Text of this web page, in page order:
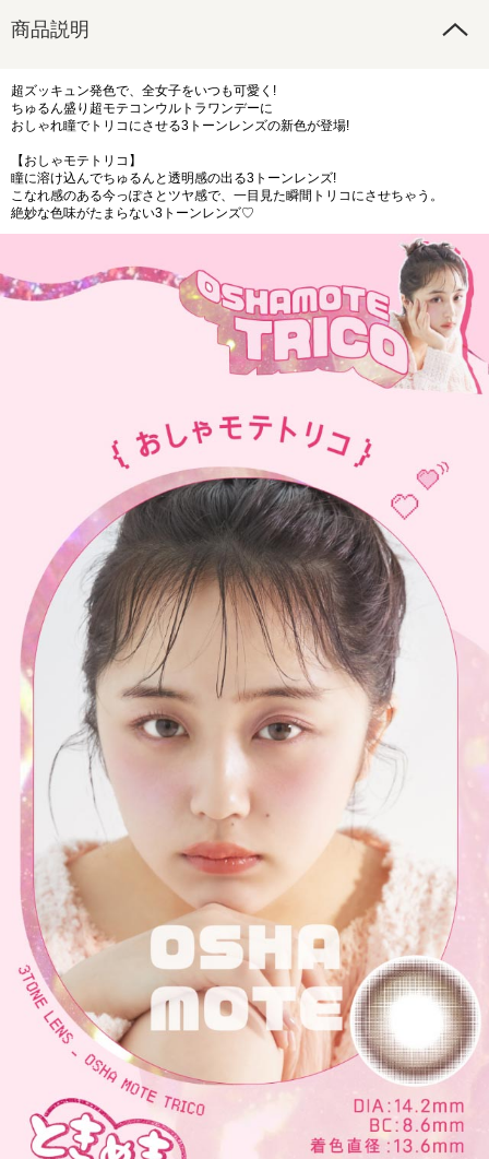
商品説明
超ズッキュン発色で、全女子をいつも可愛く!
ちゅるん盛り超モテコンウルトラワンデーに
おしゃれ瞳でトリコにさせる3トーンレンズの新色が登場!
【おしゃモテトリコ】
瞳に溶け込んでちゅるんと透明感の出る3トーンレンズ!
こなれ感のある今っぽさとツヤ感で、一目見た瞬間トリコにさせちゃう。
絶妙な色味がたまらない3トーンレンズ♡